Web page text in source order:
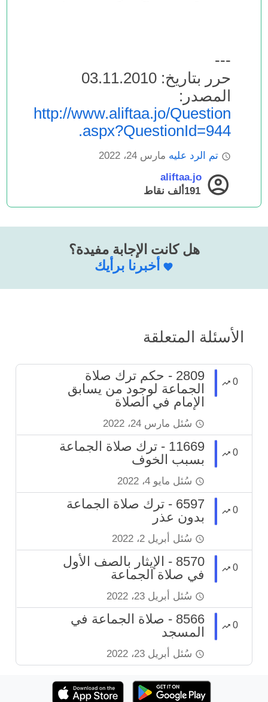
---
حرر بتاريخ: 03.11.2010
المصدر:
http://www.aliftaa.jo/Question
.aspx?QuestionId=944
تم الرد عليه مارس 24، 2022
aliftaa.jo
191ألف
نقاط
هل كانت الإجابة مفيدة؟
أخبرنا برأيك
الأسئلة المتعلقة
0
2809 - حكم ترك صلاة
الجماعة لوجود من يسابق
الإمام في الصلاة
سُئل مارس 24، 2022
0
11669 - ترك صلاة الجماعة
بسبب الخوف
سُئل مايو 4، 2022
0
6597 - ترك صلاة الجماعة
بدون عذر
سُئل أبريل 2، 2022
0
8570 - الإيثار بالصف الأول
في صلاة الجماعة
سُئل أبريل 23، 2022
0
8566 - صلاة الجماعة في
المسجد
سُئل أبريل 23، 2022